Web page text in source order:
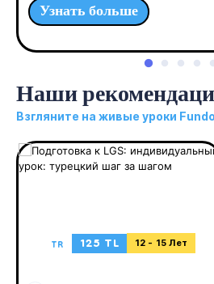
Узнать больше
Наши
Взгляните на живые уроки
TR 125 TL 12 - 15 Лет